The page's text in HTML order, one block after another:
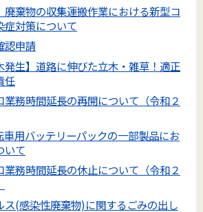
廃棄物の収集運搬作業における新型コ
症対策について
認申請
発生】道路に伸びた立木・雑草！適正
任
務時間延長の再開について（令和２
車用バッテリーパックの一部製品にお
いて
務時間延長の休止について（令和２
ス(感染性廃棄物)に関するごみの出し